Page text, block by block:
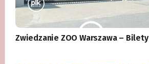
Zwiedzanie ZOO Warszawa – Bilety